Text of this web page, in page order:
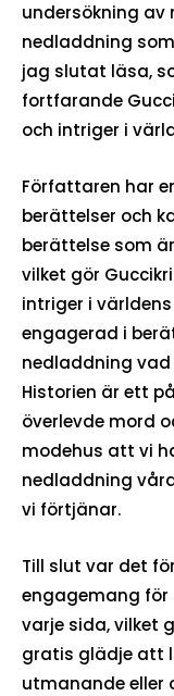
undersökning
nedladdning
jag slutat läsa,
fortfarande
och intriger i
Författaren har
berättelser och
berättelse som
vilket gör
intriger i
engagerad i
nedladdning
Historien är ett
överlevde mord
modehus att vi
nedladdning
vi förtjänar.
Till slut var det
engagemang för
varje sida, vilket
gratis glädje att
utmanande eller